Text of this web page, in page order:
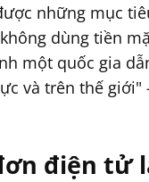
những mục
dùng tiền
một quốc gia
và trên thế giới"
điện tử